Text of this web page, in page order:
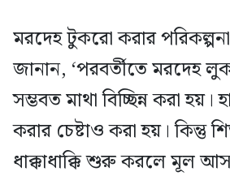
মরদেহ টুকরো করার পরিকল্পনা
জানান, ‘পরবর্তীতে মরদেহ
সম্ভবত মাথা বিচ্ছিন্ন করা
করার চেষ্টাও করা হয়। কিন্তু
ধাক্কাধাক্কি শুরু করলে মূল